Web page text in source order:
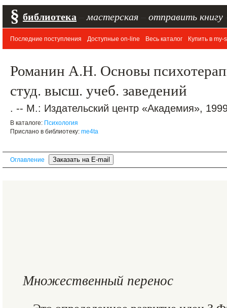
§ библиотека мастерская отправить книгу
Последние поступления Доступные on-line Весь каталог Купить в my-
Романин А.Н. Основы
студ. высш. учеб. заведений
. -- М.: Издательский центр «Академия»,
В каталоге: Психология
Прислано в библиотеку: me4ta
Оглавление
Множественный перенос